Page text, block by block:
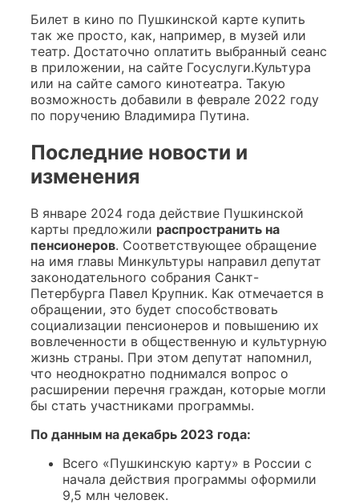
Билет в кино по Пушкинской карте купить
так же просто, как, например, в музей или
театр. Достаточно оплатить выбранный сеанс
в приложении, на сайте Госуслуги.Культура
или на сайте самого кинотеатра. Такую
возможность добавили в феврале 2022 году
по поручению Владимира Путина.
Последние новости и
изменения
В январе 2024 года действие Пушкинской
карты предложили распространить на
пенсионеров. Соответствующее обращение
на имя главы Минкультуры направил депутат
законодательного собрания Санкт-
Петербурга Павел Крупник. Как отмечается в
обращении, это будет способствовать
социализации пенсионеров и повышению их
вовлеченности в общественную и культурную
жизнь страны. При этом депутат напомнил,
что неоднократно поднимался вопрос о
расширении перечня граждан, которые могли
бы стать участниками программы.
По данным на декабрь 2023 года:
Всего «Пушкинскую карту» в России с
начала действия программы оформили
9,5 млн человек.